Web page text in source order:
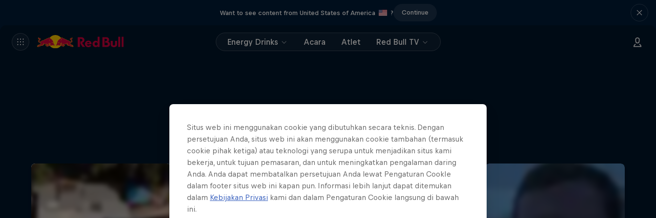
Want to see content from United States of America ? Continue
Energy Drinks Acara Atlet Red Bull TV
Lebih banyak seperti ini
Situs web ini menggunakan cookie yang dibutuhkan secara teknis. Dengan
persetujuan Anda, situs web ini akan menggunakan cookie tambahan (termasuk
cookie pihak ketiga) atau teknologi yang serupa untuk menjadikan situs kami
bekerja, untuk tujuan pemasaran, dan untuk meningkatkan pengalaman daring
Anda. Anda dapat membatalkan persetujuan Anda lewat Pengaturan CookIe
dalam footer situs web ini kapan pun. Informasi lebih lanjut dapat ditemukan
dalam Kebijakan Privasi kami dan dalam Pengaturan Cookie langsung di bawah
ini.